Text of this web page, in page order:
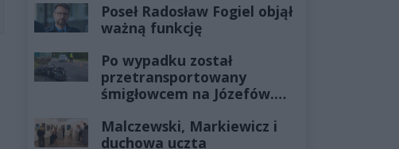
Poseł Radosław Fogiel objął
ważną funkcję
Po wypadku został
przetransportowany
śmigłowcem na Józefów.
żyłach
Malczewski, Markiewicz i
duchowa uczta